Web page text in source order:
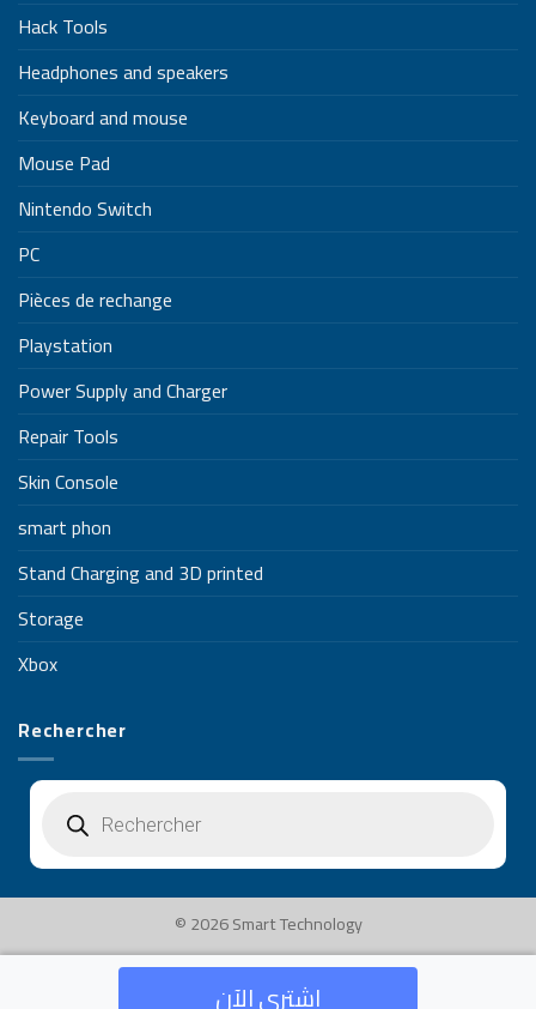
Hack Tools
Headphones and speakers
Keyboard and mouse
Mouse Pad
Nintendo Switch
PC
Pièces de rechange
Playstation
Power Supply and Charger
Repair Tools
Skin Console
smart phon
Stand Charging and 3D printed
Storage
Xbox
Rechercher
produits
© 2026 Smart Technology
اشتري الآن